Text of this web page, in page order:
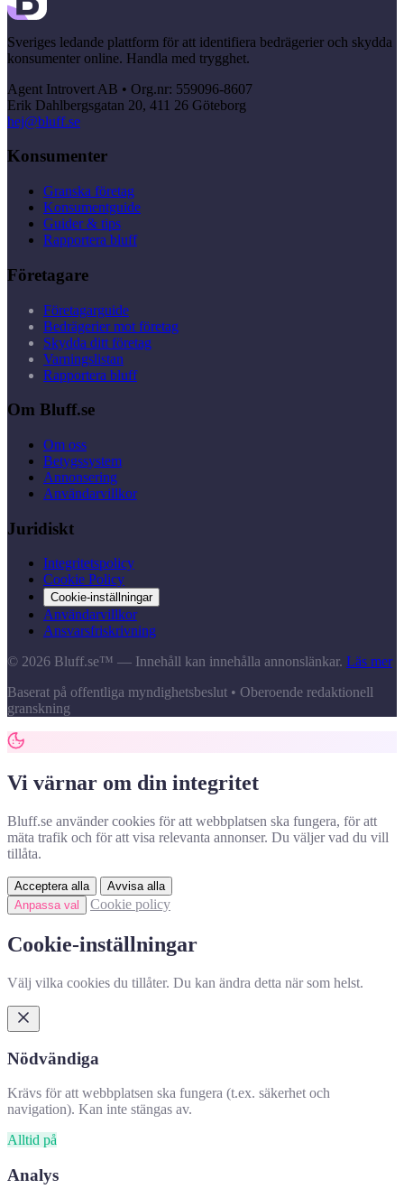
Sveriges ledande plattform för att identifiera bedrägerier och skydda
konsumenter online. Handla med trygghet.
Agent Introvert AB • Org.nr: 559096-8607
Erik Dahlbergsgatan 20, 411 26 Göteborg
hej@bluff.se
Konsumenter
Granska företag
Konsumentguide
Guider & tips
Rapportera bluff
Företagare
Företagarguide
Bedrägerier mot företag
Skydda ditt företag
Varningslistan
Rapportera bluff
Om Bluff.se
Om oss
Betygssystem
Annonsering
Användarvillkor
Juridiskt
Integritetspolicy
Cookie Policy
Cookie-inställningar
Användarvillkor
Ansvarsfriskrivning
© 2026 Bluff.se™ — Innehåll kan innehålla annonslänkar. Läs mer
Baserat på offentliga myndighetsbeslut • Oberoende redaktionell
granskning
Vi värnar om din integritet
Bluff.se använder cookies för att webbplatsen ska fungera, för att
mäta trafik och för att visa relevanta annonser. Du väljer vad du vill
tillåta.
Acceptera alla
Avvisa alla
Anpassa val
Cookie policy
Cookie-inställningar
Välj vilka cookies du tillåter. Du kan ändra detta när som helst.
Nödvändiga
Krävs för att webbplatsen ska fungera (t.ex. säkerhet och
navigation). Kan inte stängas av.
Alltid på
Analys